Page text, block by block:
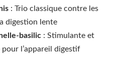
: Trio classique contre les
digestion lente
basilic : Stimulante et
l’appareil digestif